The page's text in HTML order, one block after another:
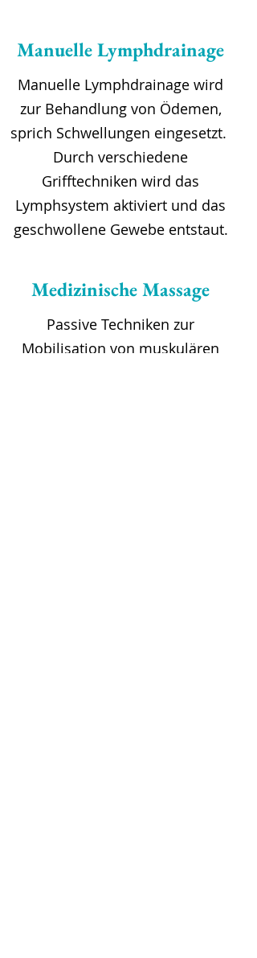
Manuelle Lymphdrainage
Manuelle Lymphdrainage wird
zur Behandlung von Ödemen,
sprich Schwellungen eingesetzt.
Durch verschiedene
Grifftechniken wird das
Lymphsystem aktiviert und das
geschwollene Gewebe entstaut.
Medizinische Massage
Passive Techniken zur
Mobilisation von muskulären